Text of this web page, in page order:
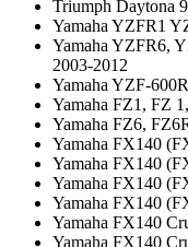
Triumph Daytona
Yamaha YZFR1
Yamaha YZFR6,
2003-2012
Yamaha YZF-
Yamaha FZ1, FZ
Yamaha FZ6,
Yamaha FX140
Yamaha FX140
Yamaha FX140
Yamaha FX140
Yamaha FX140
Yamaha FX140